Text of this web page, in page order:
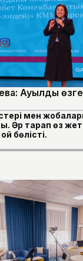
Ауылды
мен
Әр тарап өз
бөлісті.